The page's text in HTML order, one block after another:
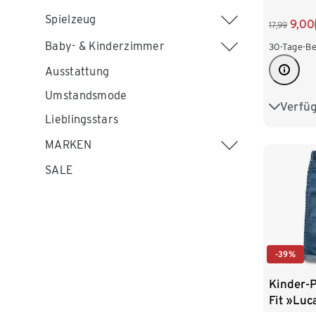
Spielzeug
Baby- & Kinderzimmer
Ausstattung
Umstandsmode
Lieblingsstars
MARKEN
SALE
17,99 9,00
30-Tage-
74/80
122/128
-39%
Kinder-
Fit